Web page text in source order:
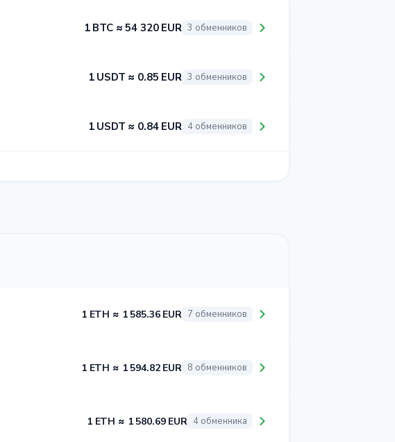
1 BTC ≈ 54 320 EUR 3 обменников
1 USDT ≈ 0.85 EUR 3 обменников
1 USDT ≈ 0.84 EUR 4 обменников
1 ETH ≈ 1 585.36 EUR 7 обменников
1 ETH ≈ 1 594.82 EUR 8 обменников
1 ETH ≈ 1 580.69 EUR 4 обменника